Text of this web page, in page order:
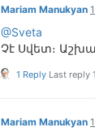
Mariam Manukyan
@Sveta
Չէ Սվետ։
1 Reply Last reply
Mariam Manukyan